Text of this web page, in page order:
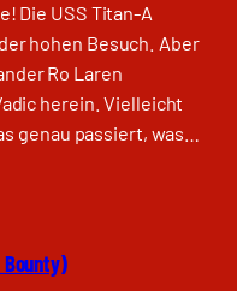
Die USS Titan-A
hohen Besuch. Aber
Ro Laren
herein. Vielleicht
genau passiert, was…
Bounty)